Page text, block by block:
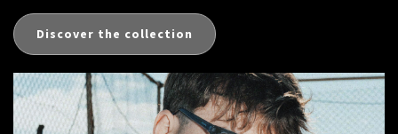
Discover the collection